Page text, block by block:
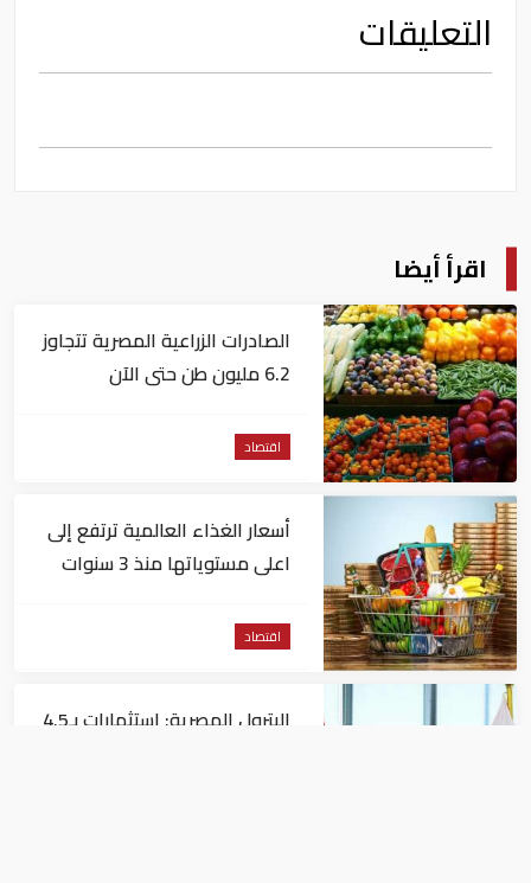
التعليقات
اقرأ أيضا
الصادرات الزراعية المصرية تتجاوز
6.2 مليون طن حتى الآن
اقتصاد
أسعار الغذاء العالمية ترتفع إلى
اعلى مستوياتها منذ 3 سنوات
اقتصاد
البترول المصرية: استثمارات بـ4.5